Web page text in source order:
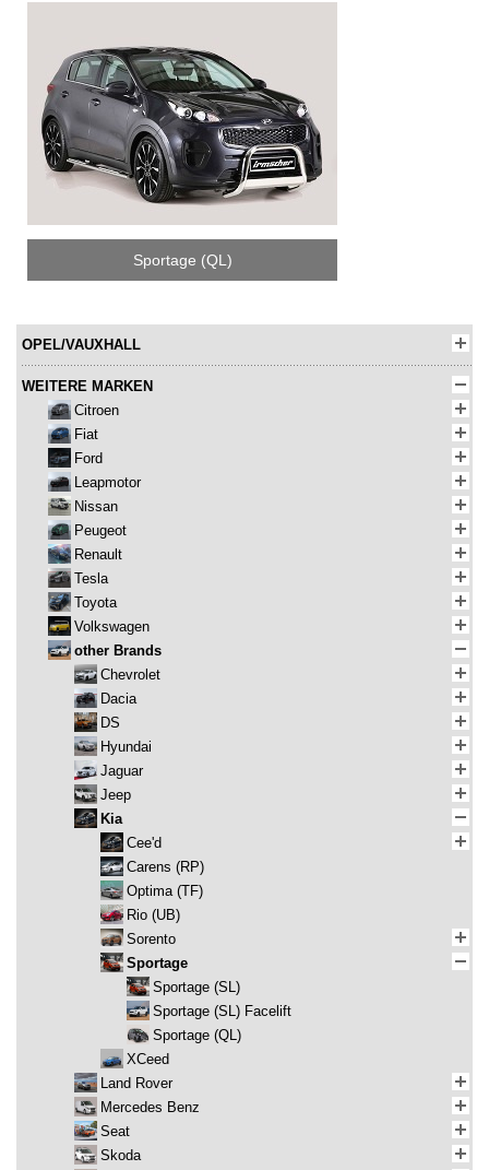
Sportage (QL)
OPEL/VAUXHALL
WEITERE MARKEN
Citroen
Fiat
Ford
Leapmotor
Nissan
Peugeot
Renault
Tesla
Toyota
Volkswagen
other Brands
Chevrolet
Dacia
DS
Hyundai
Jaguar
Jeep
Kia
Cee'd
Carens (RP)
Optima (TF)
Rio (UB)
Sorento
Sportage
Sportage (SL)
Sportage (SL) Facelift
Sportage (QL)
XCeed
Land Rover
Mercedes Benz
Seat
Skoda